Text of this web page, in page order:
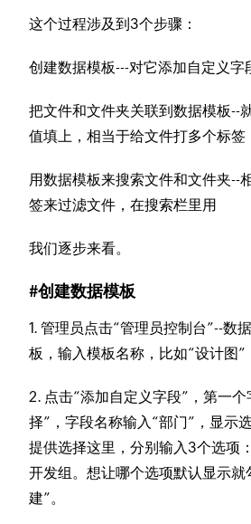
这个过程涉及到3个步骤：
创建数据模板---对它添加自定义字
把文件和文件夹关联到数据模板--
值填上，相当于给文件打多个标签
用数据模板来搜索文件和文件夹--
签来过滤文件，在搜索栏里用
我们逐步来看。
#创建数据模板
1. 管理员点击“管理员控制台”--数
板，输入模板名称，比如“设计图”
2. 点击“添加自定义字段”，第一
择”，字段名称输入“部门”，显示
提供选择这里，分别输入3个选项
开发组。想让哪个选项默认显示就
建”。